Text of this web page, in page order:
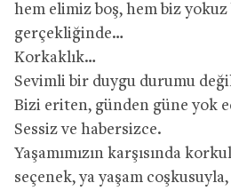
hem elimiz boş, hem biz yokuz
gerçekliğinde…
Korkaklık…
Sevimli bir duygu durumu
Bizi eriten, günden güne yok
Sessiz ve habersizce.
Yaşamımızın karşısında
seçenek, ya yaşam